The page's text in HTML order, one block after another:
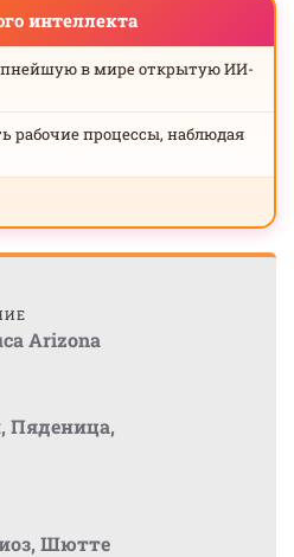
интеллекта
в мире открытую ИИ-
рабочие процессы, наблюдая
Arizona
, Пяденица,
, Шютте